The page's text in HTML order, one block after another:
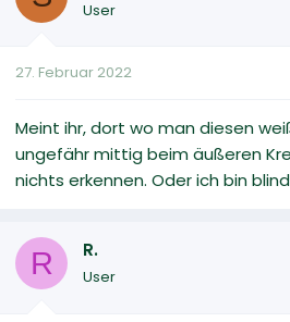
User
27. Februar 2022
Meint ihr, dort wo man diesen
ungefähr mittig beim äußeren
nichts erkennen. Oder ich bin blind
R R.
User